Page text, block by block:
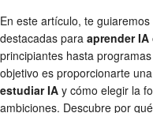
En este artículo, te
destacadas para aprender
principiantes hasta
objetivo es proporcionarte
estudiar IA y cómo elegir la
ambiciones. Descubre por